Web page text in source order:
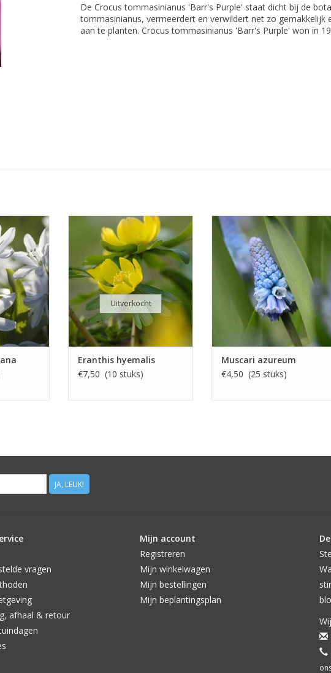
De Crocus tommasinianus 'Barr's Purple' staat dicht bij de
tommasinianus, vermeerdert en verwildert net zo gemakkelijk
aan te planten. Crocus tommasinianus 'Barr's Purple' won in
15
robuust
Uitverkocht
Winterakoniet, stinzenplant
Februari/maart, geel, 7 cm
INFO
Eranthis hyemalis
€7,50 (10 stuks)
Blauwe druifjes
Maart/april, blauw, 15 cm
Vroeg bloeiend
INFO EN KOPEN
Muscari azureum
€4,50 (25 stuks)
JA, LEUK!
vragen
afhaal & retour
Mijn account
Registreren
Mijn winkelwagen
Mijn bestellingen
Mijn beplantingsplan